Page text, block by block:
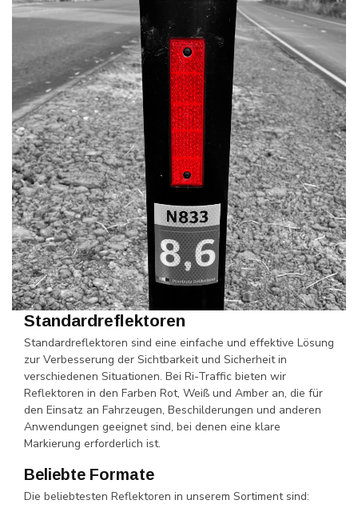
Standardreflektoren
Standardreflektoren sind eine einfache und effektive Lösung
zur Verbesserung der Sichtbarkeit und Sicherheit in
verschiedenen Situationen. Bei Ri-Traffic bieten wir
Reflektoren in den Farben Rot, Weiß und Amber an, die für
den Einsatz an Fahrzeugen, Beschilderungen und anderen
Anwendungen geeignet sind, bei denen eine klare
Markierung erforderlich ist.
Beliebte Formate
Die beliebtesten Reflektoren in unserem Sortiment sind: